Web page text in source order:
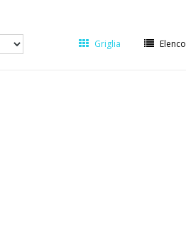
Griglia Elenco